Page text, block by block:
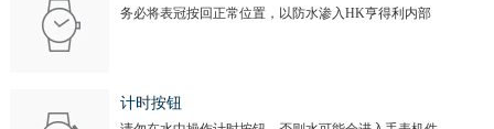
务必将表冠按回正常位置，以防水渗入HK亨得利内部
计时按钮